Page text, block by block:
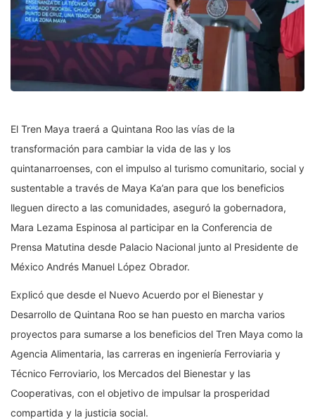
El Tren Maya traerá a Quintana Roo las vías de la
transformación para cambiar la vida de las y los
quintanarroenses, con el impulso al turismo comunitario, social y
sustentable a través de Maya Ka’an para que los beneficios
lleguen directo a las comunidades, aseguró la gobernadora,
Mara Lezama Espinosa al participar en la Conferencia de
Prensa Matutina desde Palacio Nacional junto al Presidente de
México Andrés Manuel López Obrador.
Explicó que desde el Nuevo Acuerdo por el Bienestar y
Desarrollo de Quintana Roo se han puesto en marcha varios
proyectos para sumarse a los beneficios del Tren Maya como la
Agencia Alimentaria, las carreras en ingeniería Ferroviaria y
Técnico Ferroviario, los Mercados del Bienestar y las
Cooperativas, con el objetivo de impulsar la prosperidad
compartida y la justicia social.